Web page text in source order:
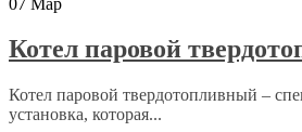
Котел паровой
Котел паровой твердотопливный –
установка, которая...